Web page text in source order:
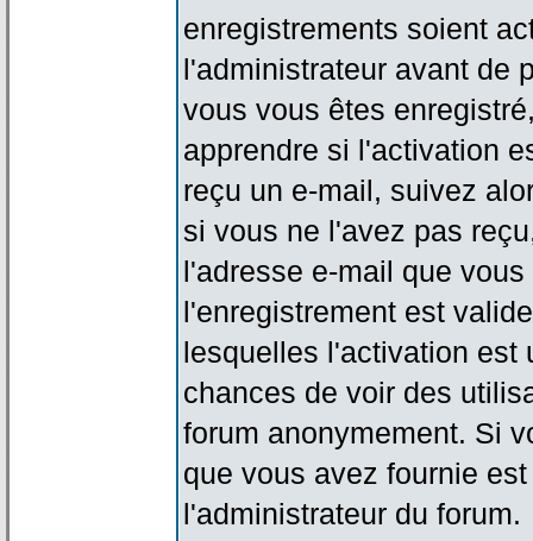
enregistrements soient
l'administrateur avant de
vous vous êtes
apprendre si l'activation
reçu un e-mail, suivez
si vous ne l'avez pas
l'adresse e-mail que
l'enregistrement est
lesquelles l'activation est
chances de voir des
forum anonymement. Si
que vous avez fournie
l'administrateur du forum.